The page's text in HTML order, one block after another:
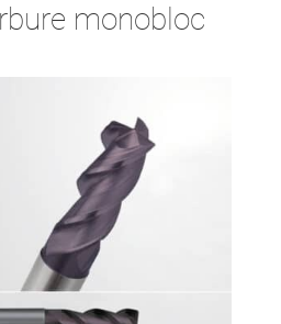
monobloc